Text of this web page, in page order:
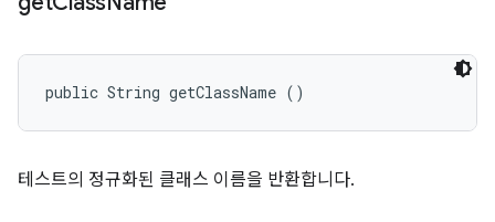
public String getClassName ()
테스트의 정규화된 클래스 이름을 반환합니다.